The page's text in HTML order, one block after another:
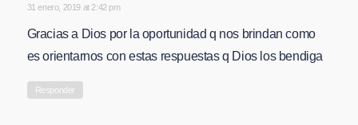
says:
31 enero, 2019 at 2:42 pm
Gracias a Dios por la oportunidad q nos brindan como
es orientarnos con estas respuestas q Dios los bendiga
Responder